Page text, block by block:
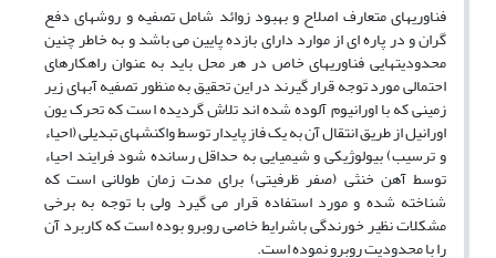
فناوریهای متعارف اصلاح و بهبود زوائد شامل تصفیه و روشهای دفع
گران و در پاره ای از موارد دارای بازده پایین می باشد و به خاطر چنین
محدودیتهایی فناوریهای خاص در هر محل باید به عنوان راهکارهای
احتمالی مورد توجه قرار گیرند در این تحقیق به منظور تصفیه آبهای زیر
زمینی که با اورانیوم آلوده شده اند تلاش گردیده است که تحرک یون
اورانیل از طریق انتقال آن به یک فاز پایدار توسط واکنشهای تبدیلی (احیاء
و ترسیب) بیولوژیکی و شیمیایی به حداقل رسانده شود فرایند احیاء
توسط آهن خنثی (صفر ظرفیتی) برای مدت زمان طولانی است که
شناخته شده و مورد استفاده قرار می گیرد ولی با توجه به برخی
مشکلات نظیر خورندگی باشرایط خاصی روبرو بوده است که کاربرد آن
را با محدودیت روبرو نموده است.